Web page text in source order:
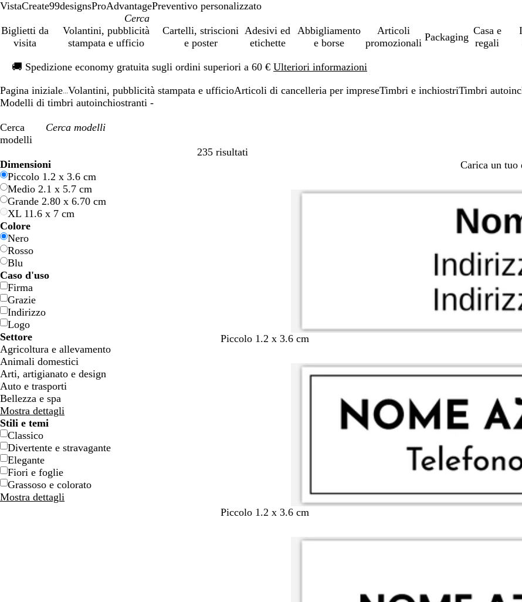
VistaCreate99designsProAdvantagePreventivo personalizzato
Biglietti da
visita
Volantini, pubblicità
stampata e ufficio
Cartelli, striscioni
e poster
Adesivi ed
etichette
Abbigliamento
e borse
Articoli
promozionali
Packaging
Casa e
regali
🚚 Spedizione economy gratuita sugli ordini superiori a 60 € Ulteriori informazioni
1
Pagina iniziale Volantini, pubblicità stampata e ufficioArticoli di cancelleria per impreseTimbri e inchiostriTimbri
Modelli di timbri autoinchiostranti -
Cerca
modelli
235 risultati
Filtri
Dimensioni
Piccolo 1.2 x 3.6 cm
Medio 2.1 x 5.7 cm
Grande 2.80 x 6.70 cm
XL 11.6 x 7 cm
Colore
Nero
Rosso
Blu
Caso d'uso
Firma
Grazie
Indirizzo
Logo
Settore
Agricoltura e allevamento
Animali domestici
Arti, artigianato e design
Auto e trasporti
Bellezza e spa
Mostra dettagli
Stili e temi
Classico
Divertente e stravagante
Elegante
Fiori e foglie
Grassoso e colorato
Mostra dettagli
Carica un tuo
Piccolo 1.2 x 3.6 cm
Piccolo 1.2 x 3.6 cm